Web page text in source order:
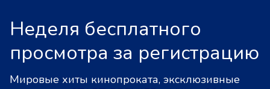
Неделя бесплатного
просмотра за регистрацию
Мировые хиты кинопроката, эксклюзивные